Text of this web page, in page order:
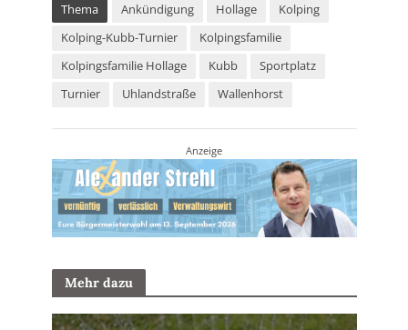
Thema Ankündigung Hollage
Kolping
Kolping-Kubb-Turnier
Kolpingsfamilie
Kolpingsfamilie Hollage
Kubb
Sportplatz
Turnier
Uhlandstraße Wallenhorst
Anzeige
Mehr dazu